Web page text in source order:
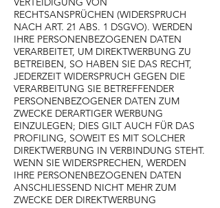
RECHTSANSPRÜCHEN (WIDERSPRUCH
NACH ART. 21 ABS. 1 DSGVO). WERDEN
IHRE PERSONENBEZOGENEN DATEN
VERARBEITET, UM DIREKTWERBUNG ZU
BETREIBEN, SO HABEN SIE DAS RECHT,
JEDERZEIT WIDERSPRUCH GEGEN DIE
VERARBEITUNG SIE BETREFFENDER
PERSONENBEZOGENER DATEN ZUM
ZWECKE DERARTIGER WERBUNG
EINZULEGEN; DIES GILT AUCH FÜR DAS
PROFILING, SOWEIT ES MIT SOLCHER
DIREKTWERBUNG IN VERBINDUNG STEHT.
WENN SIE WIDERSPRECHEN, WERDEN
IHRE PERSONENBEZOGENEN DATEN
ANSCHLIESSEND NICHT MEHR ZUM
ZWECKE DER DIREKTWERBUNG